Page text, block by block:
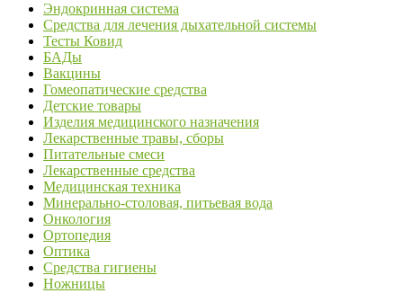
Эндокринная система
Средства для лечения дыхательной системы
Тесты Ковид
БАДы
Вакцины
Гомеопатические средства
Детские товары
Изделия медицинского назначения
Лекарственные травы, сборы
Питательные смеси
Лекарственные средства
Медицинская техника
Минерально-столовая, питьевая вода
Онкология
Ортопедия
Оптика
Средства гигиены
Ножницы